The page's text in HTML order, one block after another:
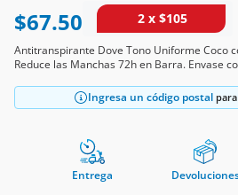
$67.50 2 x $105
Antitranspirante Dove Tono Uniforme Coco
Reduce las Manchas 72h en Barra. Envase
Ingresa un código postal
Entrega